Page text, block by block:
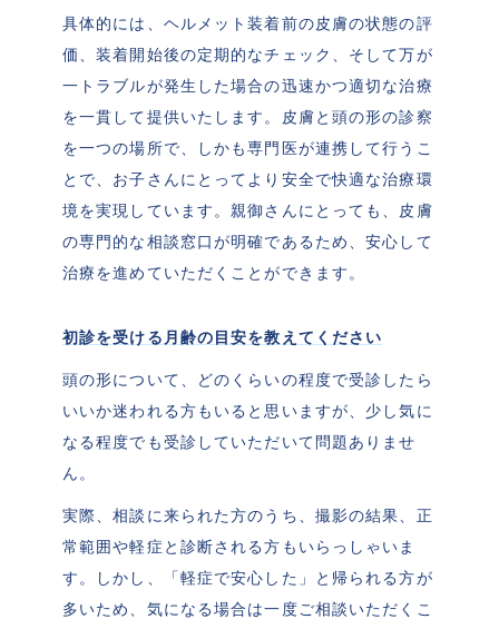
具体的には、ヘルメット装着前の皮膚の状態の評
価、装着開始後の定期的なチェック、そして万が
一トラブルが発生した場合の迅速かつ適切な治療
を一貫して提供いたします。皮膚と頭の形の診察
を一つの場所で、しかも専門医が連携して行うこ
とで、お子さんにとってより安全で快適な治療環
境を実現しています。親御さんにとっても、皮膚
の専門的な相談窓口が明確であるため、安心して
治療を進めていただくことができます。
初診を受ける月齢の目安を教えてください
頭の形について、どのくらいの程度で受診したら
いいか迷われる方もいると思いますが、少し気に
なる程度でも受診していただいて問題ありませ
ん。
実際、相談に来られた方のうち、撮影の結果、正
常範囲や軽症と診断される方もいらっしゃいま
す。しかし、「軽症で安心した」と帰られる方が
多いため、気になる場合は一度ご相談いただくこ